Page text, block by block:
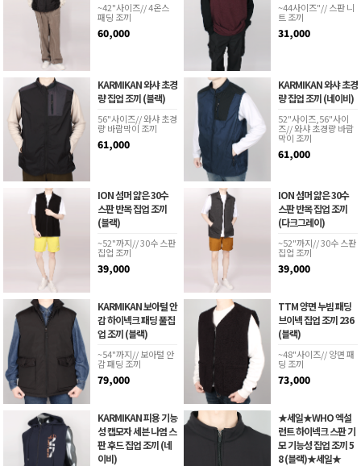
~42"사이즈// 4온스
패딩 조끼
60,000
~44사이즈"// 스판 니
트 조끼
31,000
KARMIKAN 와샤 초경
량 집업 조끼 (블랙)
56"사이즈// 와샤 초경
량 바람막이 조끼
61,000
KARMIKAN 와샤 초경
량 집업 조끼 (네이비)
52"사이즈,56"사이
즈// 와샤 초경량 바람
막이 조끼
61,000
ION 섬머 얇은 30수
스판 반목 집업 조끼
(블랙)
~52"까지// 30수 스판
집업 조끼
39,000
ION 섬머 얇은 30수
스판 반목 집업 조끼
(다크그레이)
~52"까지// 30수 스판
집업 조끼
39,000
KARMIKAN 보아털 안
감 하이넥크 패딩 풀집
업 조끼 (블랙)
~54"까지// 보아털 안
감 패딩 조끼
79,000
TTM 양면 누빔 패딩
브이넥 집업 조끼 236
(블랙)
~48"사이즈// 양면 패
딩 조끼
73,000
KARMIKAN 피용 기능
성 캡모자 세븐 나염 스
판 후드 집업 조끼 (네
이비)
★세일★WHO 엑설
런트 하이넥크 스판 기
모 기능성 집업 조끼 5
8 (블랙)★세일★